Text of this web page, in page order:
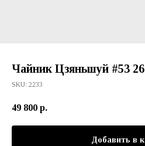
Чайник Цзяньшуй #53
SKU: 2233
49 800 р.
Добавить в